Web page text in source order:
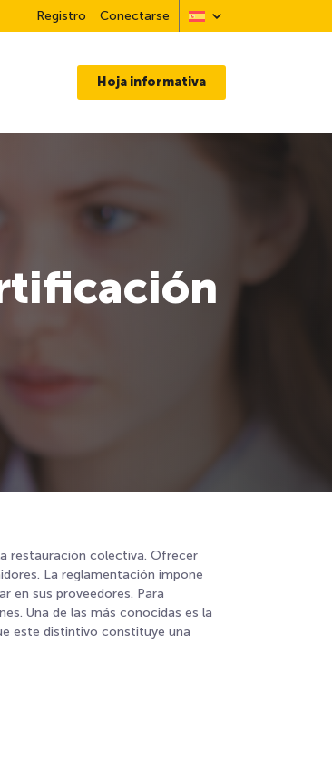
Registro Conectarse
Hoja informativa
restauración colectiva. Ofrecer
La reglamentación impone
en sus proveedores. Para
Una de las más conocidas es la
este distintivo constituye una